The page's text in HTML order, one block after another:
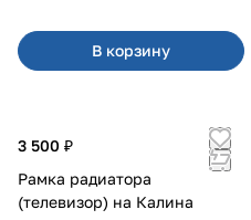
В корзину
3 500 ₽
Рамка радиатора
(телевизор) на Калина